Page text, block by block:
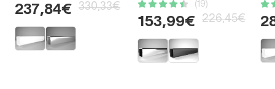
237,84€ 330,33€ (19)
153,99€ 226,45€